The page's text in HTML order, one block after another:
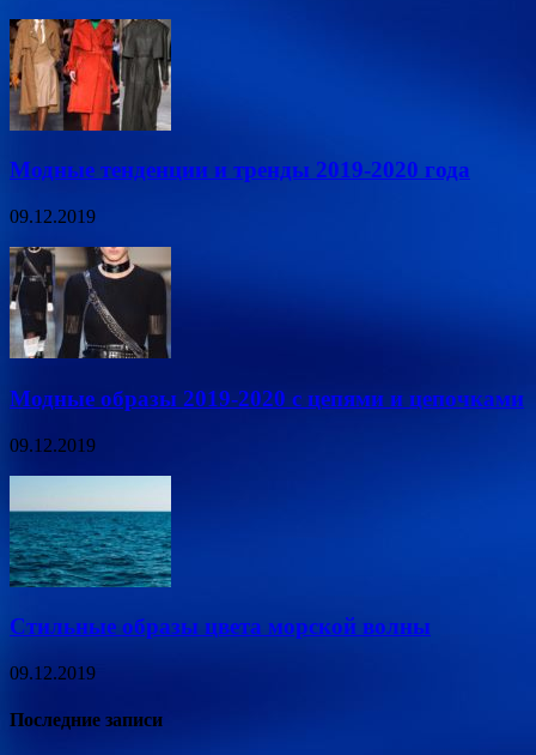
Модные тенденции и тренды 2019-2020 года
09.12.2019
Модные образы 2019-2020 с цепями и цепочками
09.12.2019
Стильные образы цвета морской волны
09.12.2019
Последние записи